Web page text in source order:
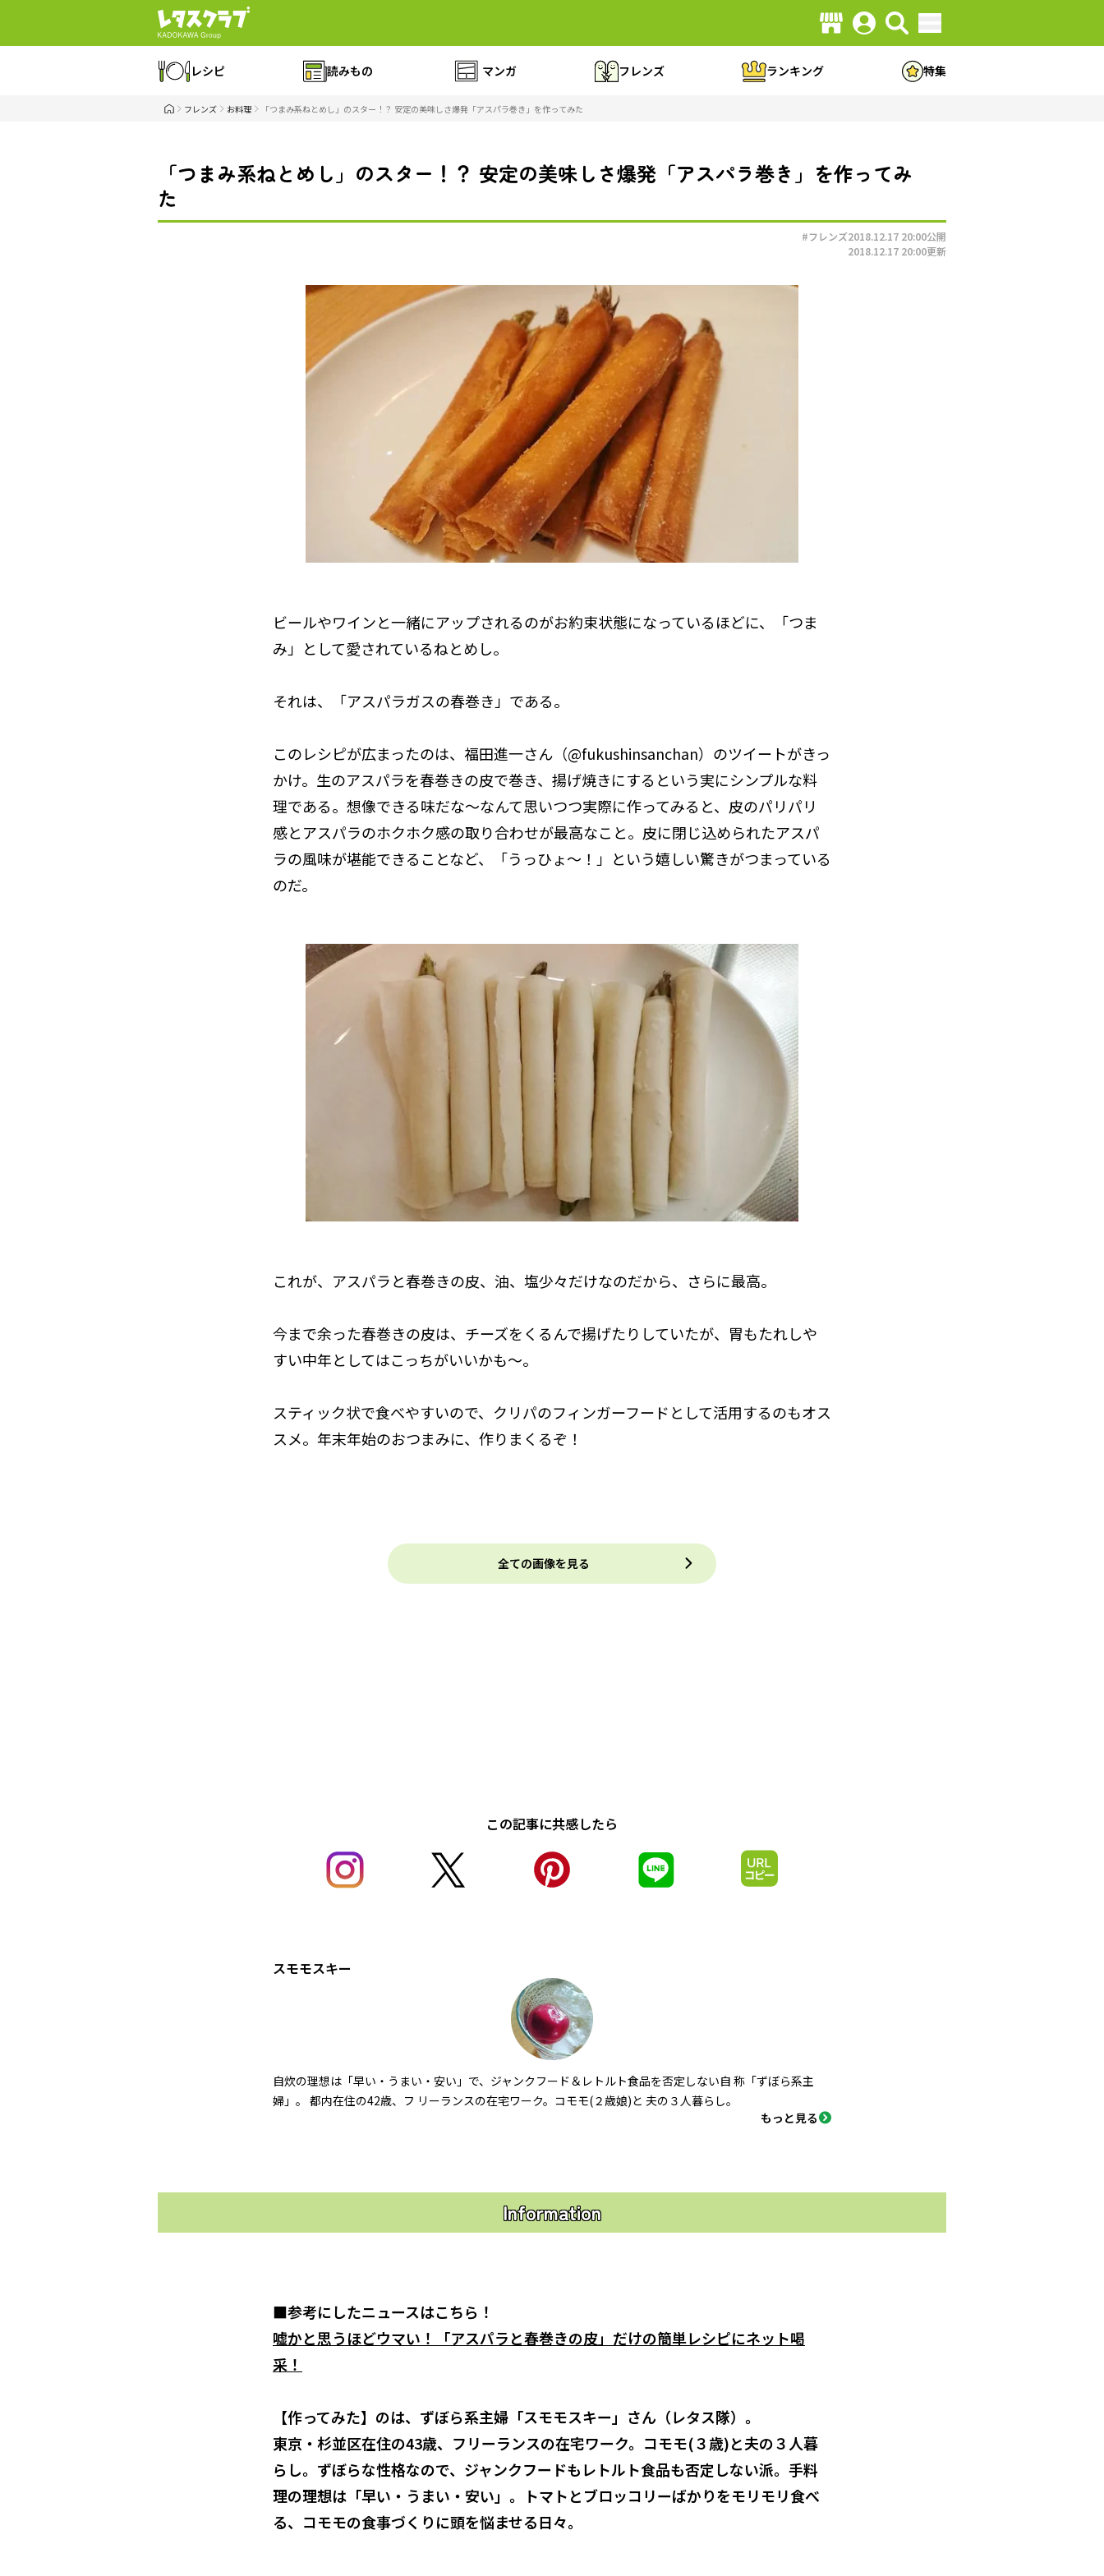
レシピ 読みもの マンガ フレンズ ランキング 特集
フレンズ お料理 「つまみ系ねとめし」のスター！？ 安定の美味しさ爆発「アスパラ巻き」を作ってみた
「つまみ系ねとめし」のスター！？ 安定の美味しさ爆発「アスパラ巻き」を作ってみ
た
#フレンズ2018.12.17 20:00公開
2018.12.17 20:00更新
ビールやワインと一緒にアップされるのがお約束状態になっているほどに、「つま
み」として愛されているねとめし。
それは、「アスパラガスの春巻き」である。
このレシピが広まったのは、福田進一さん（@fukushinsanchan）のツイートがきっ
かけ。生のアスパラを春巻きの皮で巻き、揚げ焼きにするという実にシンプルな料
理である。想像できる味だな～なんて思いつつ実際に作ってみると、皮のパリパリ
感とアスパラのホクホク感の取り合わせが最高なこと。皮に閉じ込められたアスパ
ラの風味が堪能できることなど、「うっひょ～！」という嬉しい驚きがつまっている
のだ。
これが、アスパラと春巻きの皮、油、塩少々だけなのだから、さらに最高。
今まで余った春巻きの皮は、チーズをくるんで揚げたりしていたが、胃もたれしや
すい中年としてはこっちがいいかも～。
スティック状で食べやすいので、クリパのフィンガーフードとして活用するのもオス
スメ。年末年始のおつまみに、作りまくるぞ！
全ての画像を見る
この記事に共感したら
スモモスキー
自炊の理想は「早い・うまい・安い」で、ジャンクフード＆レトルト食品を否定しない自 称「ずぼら系主
婦」。 都内在住の42歳、フ リーランスの在宅ワーク。コモモ(２歳娘)と 夫の３人暮らし。
もっと見る
Information
■参考にしたニュースはこちら！
嘘かと思うほどウマい！「アスパラと春巻きの皮」だけの簡単レシピにネット喝
采！
【作ってみた】のは、ずぼら系主婦「スモモスキー」さん（レタス隊）。
東京・杉並区在住の43歳、フリーランスの在宅ワーク。コモモ(３歳)と夫の３人暮
らし。ずぼらな性格なので、ジャンクフードもレトルト食品も否定しない派。手料
理の理想は「早い・うまい・安い」。トマトとブロッコリーばかりをモリモリ食べ
る、コモモの食事づくりに頭を悩ませる日々。